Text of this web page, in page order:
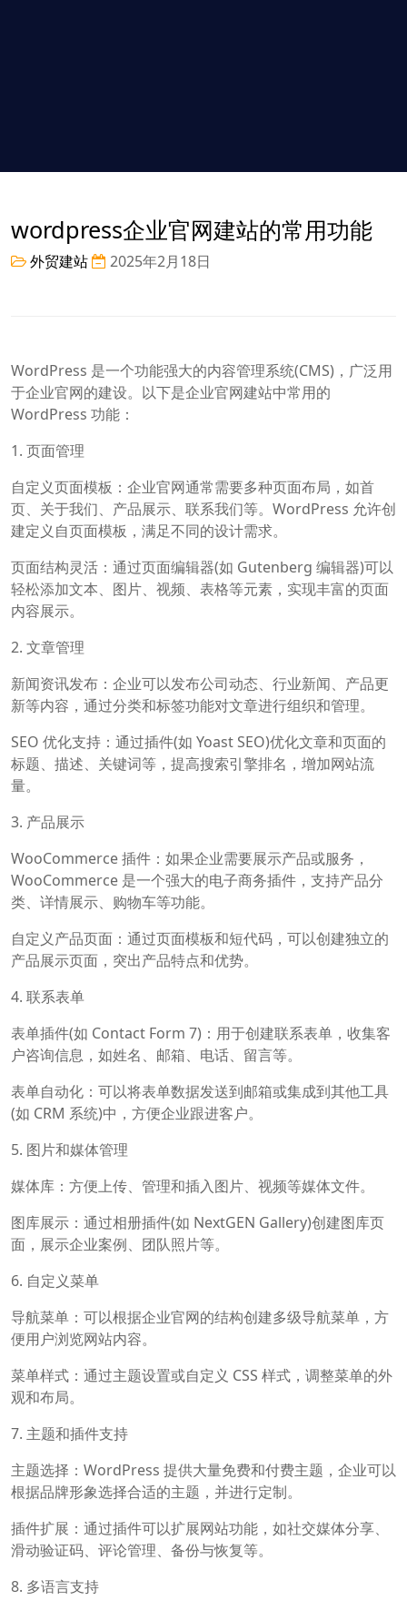
wordpress企业官网建站的常用功能
外贸建站 2025年2月18日
WordPress 是一个功能强大的内容管理系统(CMS)，广泛用
于企业官网的建设。以下是企业官网建站中常用的
WordPress 功能：
1. 页面管理
自定义页面模板：企业官网通常需要多种页面布局，如首
页、关于我们、产品展示、联系我们等。WordPress 允许创
建定义自页面模板，满足不同的设计需求。
页面结构灵活：通过页面编辑器(如 Gutenberg 编辑器)可以
轻松添加文本、图片、视频、表格等元素，实现丰富的页面
内容展示。
2. 文章管理
新闻资讯发布：企业可以发布公司动态、行业新闻、产品更
新等内容，通过分类和标签功能对文章进行组织和管理。
SEO 优化支持：通过插件(如 Yoast SEO)优化文章和页面的
标题、描述、关键词等，提高搜索引擎排名，增加网站流
量。
3. 产品展示
WooCommerce 插件：如果企业需要展示产品或服务，
WooCommerce 是一个强大的电子商务插件，支持产品分
类、详情展示、购物车等功能。
自定义产品页面：通过页面模板和短代码，可以创建独立的
产品展示页面，突出产品特点和优势。
4. 联系表单
表单插件(如 Contact Form 7)：用于创建联系表单，收集客
户咨询信息，如姓名、邮箱、电话、留言等。
表单自动化：可以将表单数据发送到邮箱或集成到其他工具
(如 CRM 系统)中，方便企业跟进客户。
5. 图片和媒体管理
媒体库：方便上传、管理和插入图片、视频等媒体文件。
图库展示：通过相册插件(如 NextGEN Gallery)创建图库页
面，展示企业案例、团队照片等。
6. 自定义菜单
导航菜单：可以根据企业官网的结构创建多级导航菜单，方
便用户浏览网站内容。
菜单样式：通过主题设置或自定义 CSS 样式，调整菜单的外
观和布局。
7. 主题和插件支持
主题选择：WordPress 提供大量免费和付费主题，企业可以
根据品牌形象选择合适的主题，并进行定制。
插件扩展：通过插件可以扩展网站功能，如社交媒体分享、
滑动验证码、评论管理、备份与恢复等。
8. 多语言支持